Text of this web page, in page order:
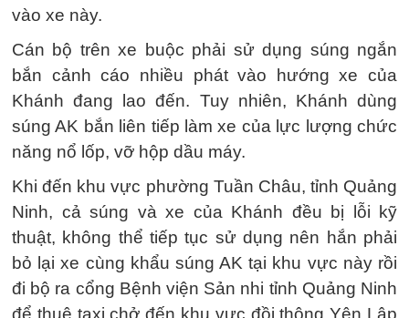
vào xe này.
Cán bộ trên xe buộc phải sử dụng súng ngắn
bắn cảnh cáo nhiều phát vào hướng xe của
Khánh đang lao đến. Tuy nhiên, Khánh dùng
súng AK bắn liên tiếp làm xe của lực lượng chức
năng nổ lốp, vỡ hộp dầu máy.
Khi đến khu vực phường Tuần Châu, tỉnh Quảng
Ninh, cả súng và xe của Khánh đều bị lỗi kỹ
thuật, không thể tiếp tục sử dụng nên hắn phải
bỏ lại xe cùng khẩu súng AK tại khu vực này rồi
đi bộ ra cổng Bệnh viện Sản nhi tỉnh Quảng Ninh
để thuê taxi chở đến khu vực đồi thông Yên Lập